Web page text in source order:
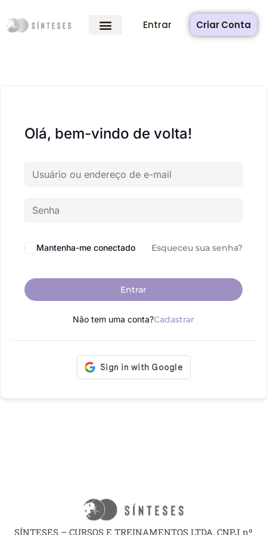
Entrar Criar Conta
Olá, bem-vindo de volta!
Mantenha-me conectado Esqueceu sua senha?
Entrar
Não tem uma conta?Cadastrar
SÍNTESES – CURSOS E TREINAMENTOS LTDA, CNPJ nº